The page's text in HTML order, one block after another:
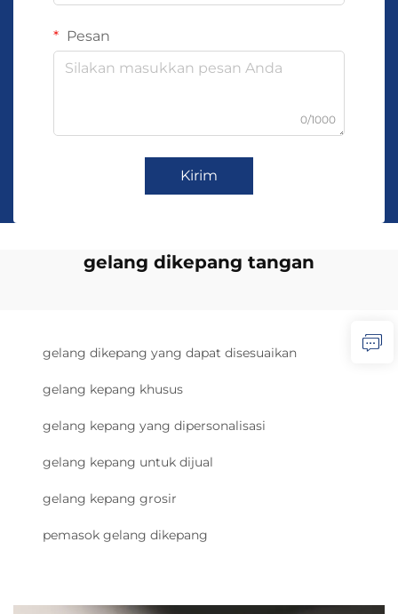
Pesan
0/1000
Kirim
gelang dikepang tangan
gelang dikepang yang dapat disesuaikan
gelang kepang khusus
gelang kepang yang dipersonalisasi
gelang kepang untuk dijual
gelang kepang grosir
pemasok gelang dikepang